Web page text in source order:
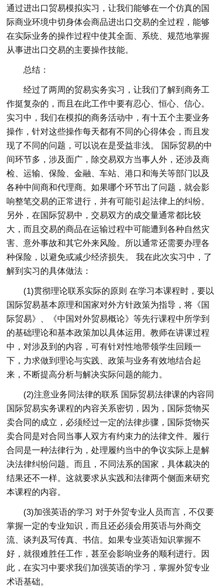
通过进出口贸易模拟实习，让我们能够在一个仿真的国
际商业环境中切身体会商品进出口交易的全过程，能够
在实际业务的操作过程中使其全面、系统、规范地掌握
从事进出口交易的主要操作技能。
总结：
经过了两周的贸易实务实习，让我们了解到商务工
作挺复杂的，而且在此工作中要有忍心、恒心、信心。
实习中，我们在模拟的商务活动中，有十五个主要业务
操作，针对这些操作每天都有不同的心得体会，而且发
现了不同的问题，可以说在是受益非浅。 国际贸易的中
间环节多，涉及面广，除交易双方当事人外，还涉及商
检、运输、保险、金融、车站、港口和海关等部门以及
各种中间商和代理商。如果哪个环节出了问题，就会影
响整笔交易的正常进行，并有可能引起法律上的纠纷。
另外，在国际贸易中，交易双方的成交量通常都比较
大，而且交易的商品在运输过程中可能遭到各种自然灾
害、意外事故和其它外来风险。所以通常还需要办理各
种保险，以避免或减少经济损失。 我在此次实习中，了
解到实习的具体做法：
(1)贯彻理论联系实际的原则 在学习本课程时，要以
国际贸易基本原理和国家对外方针政策为指导，将《国
际贸易》、《中国对外贸易概论》等先行课程中所学到
的基础理论和基本政策加以具体运用。教师在讲课过程
中，对涉及到的内容，可有针对性地带领学生回顾一
下，力求做到理论与实践、政策与业务有效地结合起
来，不断提高分析与解决实际问题的能力。
(2)注意业务同法律的联系 国际贸易法律课的内容同
国际贸易实务课程的内容关系密切，因为，国际货物买
卖合同的成立，必须经过一定的法律步骤，国际货物买
卖合同是对合同当事人双方有约束力的法律文件。履行
合同是一种法律行为，处理履约当中的争议实际上是解
决法律纠纷问题。而且，不同法系的国家，具体裁决的
结果还不一样。这就要求从实践和法律两个侧面来研究
本课程的内容。
(3)加强英语的学习 对于外贸专业人员而言，不仅要
掌握一定的专业知识，而且还必须会用英语与外商交
流、谈判及写传真、书信。如果专业英语知识掌握不
好，就很难胜任工作，甚至会影响业务的顺利进行。因
此，在实习中要求我们加强英语的学习，掌握外贸专业
术语基础。